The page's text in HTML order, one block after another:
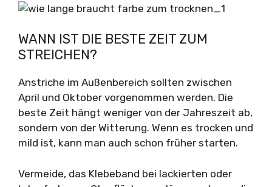
WANN IST DIE BESTE ZEIT ZUM
STREICHEN?
Anstriche im Außenbereich sollten zwischen
April und Oktober vorgenommen werden. Die
beste Zeit hängt weniger von der Jahreszeit ab,
sondern von der Witterung. Wenn es trocken und
mild ist, kann man auch schon früher starten.
Vermeide, das Klebeband bei lackierten oder